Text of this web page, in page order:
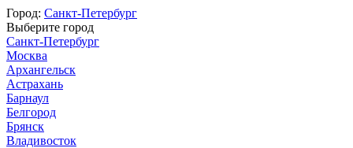
Город: Санкт-Петербург
Выберите город
Санкт-Петербург
Москва
Архангельск
Астрахань
Барнаул
Белгород
Брянск
Владивосток